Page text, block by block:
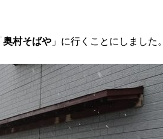
奥村そばや 」に行くことにしました。